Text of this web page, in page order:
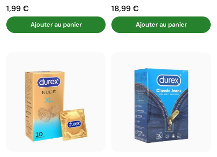
Prix
1,99 €
Ajouter au panier
Prix
18,99 €
Ajouter au panier